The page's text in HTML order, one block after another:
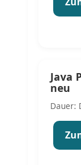
Java
neu
Dauer: